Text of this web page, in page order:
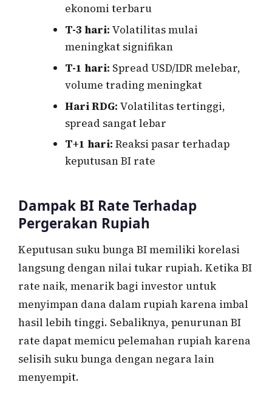
ekonomi terbaru
T-3 hari: Volatilitas mulai
meningkat signifikan
T-1 hari: Spread USD/IDR melebar,
volume trading meningkat
Hari RDG: Volatilitas tertinggi,
spread sangat lebar
T+1 hari: Reaksi pasar terhadap
keputusan BI rate
Dampak BI Rate Terhadap
Pergerakan Rupiah
Keputusan suku bunga BI memiliki korelasi
langsung dengan nilai tukar rupiah. Ketika BI
rate naik, menarik bagi investor untuk
menyimpan dana dalam rupiah karena imbal
hasil lebih tinggi. Sebaliknya, penurunan BI
rate dapat memicu pelemahan rupiah karena
selisih suku bunga dengan negara lain
menyempit.